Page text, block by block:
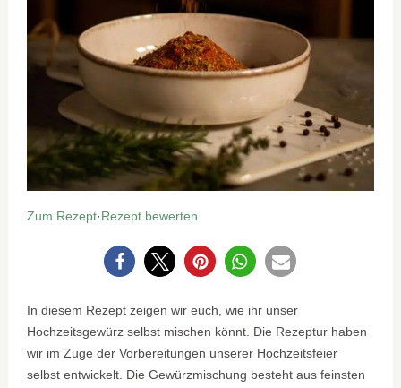
Zum Rezept·Rezept bewerten
0
In diesem Rezept zeigen wir euch, wie ihr unser
Hochzeitsgewürz selbst mischen könnt. Die Rezeptur haben
wir im Zuge der Vorbereitungen unserer Hochzeitsfeier
selbst entwickelt. Die Gewürzmischung besteht aus feinsten